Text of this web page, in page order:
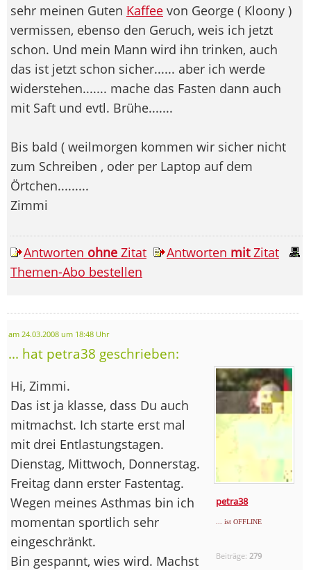
sehr meinen Guten Kaffee von George ( Kloony )
vermissen, ebenso den Geruch, weis ich jetzt
schon. Und mein Mann wird ihn trinken, auch
das ist jetzt schon sicher...... aber ich werde
widerstehen....... mache das Fasten dann auch
mit Saft und evtl. Brühe.......
Bis bald ( weilmorgen kommen wir sicher nicht
zum Schreiben , oder per Laptop auf dem
Örtchen.........
Zimmi
Antworten ohne Zitat Antworten mitZitat
Themen-Abo bestellen
am 24.03.2008 um 18:48 Uhr
... hat petra38 geschrieben:
petra38
... ist OFFLINE
Beiträge: 279
Hi, Zimmi.
Das ist ja klasse, dass Du auch
mitmachst. Ich starte erst mal
mit drei Entlastungstagen.
Dienstag, Mittwoch, Donnerstag.
Freitag dann erster Fastentag.
Wegen meines Asthmas bin ich
momentan sportlich sehr
eingeschränkt.
Bin gespannt, wies wird. Machst